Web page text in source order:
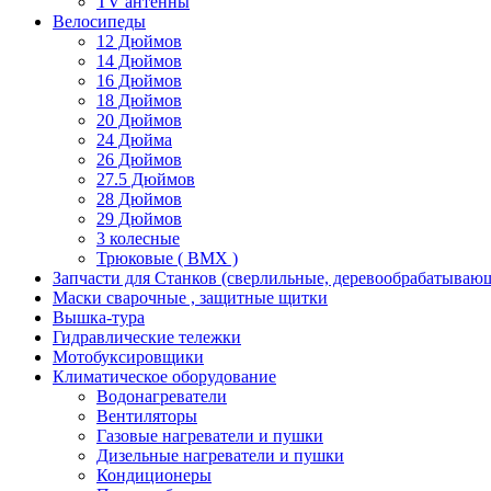
Велосипеды
12 Дюймов
14 Дюймов
16 Дюймов
18 Дюймов
20 Дюймов
24 Дюйма
26 Дюймов
27.5 Дюймов
28 Дюймов
29 Дюймов
3 колесные
Трюковые ( BMX )
Запчасти для Станков (сверлильные,
Маски сварочные , защитные щитки
Вышка-тура
Гидравлические тележки
Мотобуксировщики
Климатическое оборудование
Водонагреватели
Вентиляторы
Газовые нагреватели и пушки
Дизельные нагреватели и пушки
Кондиционеры